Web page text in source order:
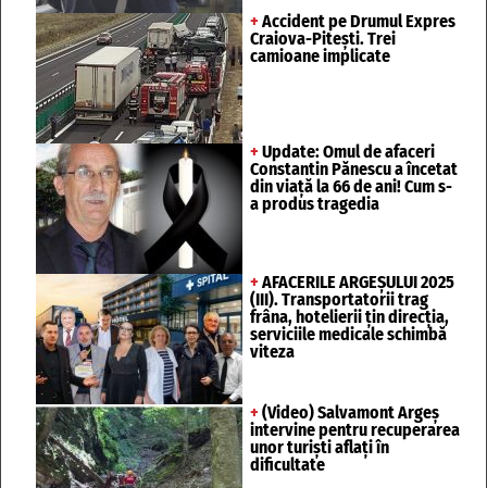
+ Accident pe Drumul Expres
Craiova-Pitești. Trei
camioane implicate
+ Update: Omul de afaceri
Constantin Pănescu a încetat
din viață la 66 de ani! Cum s-
a produs tragedia
+ AFACERILE ARGEȘULUI 2025
(III). Transportatorii trag
frâna, hotelierii țin direcția,
serviciile medicale schimbă
viteza
+ (Video) Salvamont Argeș
intervine pentru recuperarea
unor turişti aflaţi în
dificultate